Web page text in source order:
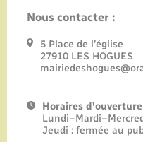
Nous contacter :
5 Place de l’église
27910 LES HOGUES
Horaires
Jeudi : fermée au